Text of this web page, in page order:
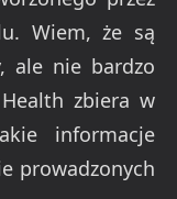
Wiem, że są
ale nie bardzo
zbiera w
informacje
prowadzonych